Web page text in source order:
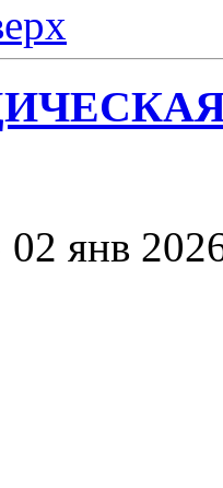
02 янв